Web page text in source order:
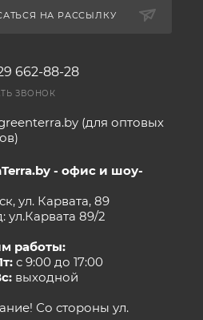
НА РАССЫЛКУ
662-88-28
ЗВОНОК
(для оптовых
- офис и шоу-
ул. Карвата, 89
ул.Карвата 89/2
работы:
с 9:00 до 17:00
выходной
Со стороны ул.